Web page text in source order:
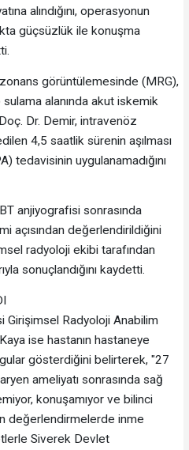
alındığını, operasyonun
güçsüzlük ile konuşma
görüntülemesinde (MRG),
alanında akut iskemik
Dr. Demir, intravenöz
4,5 saatlik sürenin aşılması
tedavisinin uygulanamadığını
anjiyografisi sonrasında
açısından değerlendirildiğini
radyoloji ekibi tarafından
sonuçlandığını kaydetti.
Girişimsel Radyoloji Anabilim
ise hastanın hastaneye
gösterdiğini belirterek, "27
ameliyatı sonrasında sağ
konuşamıyor ve bilinci
değerlendirmelerde inme
Siverek Devlet